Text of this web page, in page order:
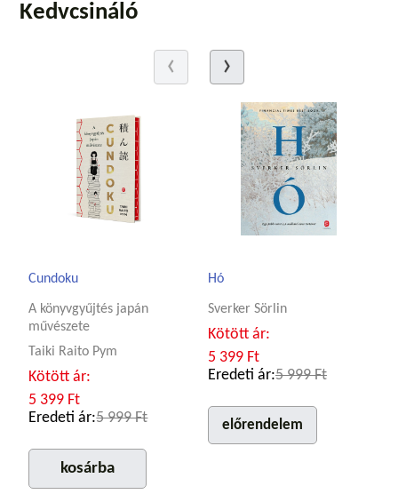
Kedvcsináló
Cundoku
A könyvgyűjtés japán
művészete
Taiki Raito Pym
Kötött ár:
5 399 Ft
Eredeti ár:5 999 Ft
kosárba
Hó
Sverker Sörlin
Kötött ár:
5 399 Ft
Eredeti ár:5 999 Ft
előrendelem